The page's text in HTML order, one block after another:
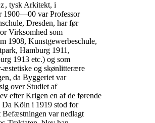
, tysk Arkitekt, i
1900—00 var Professor
Dresden, har før
Virksomhed som
1908, Kunstgewerbeschule,
Hamburg 1911,
1913 etc.) og som
æstetiske og skønlitterære
da Byggeriet var
over Studiet af
efter Krigen en af de førende
Köln i 1919 stod for
Befæstningen var nedlagt